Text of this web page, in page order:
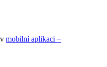
mobilní aplikaci –